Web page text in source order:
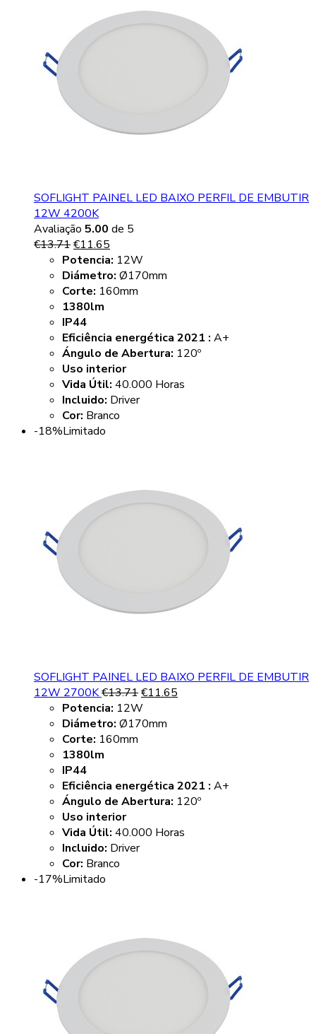
SOFLIGHT PAINEL LED BAIXO PERFIL DE EMBUTIR
12W 4200K
Avaliação 5.00 de 5
€13.71€11.65
Potencia: 12W
Diámetro: Ø170mm
Corte: 160mm
1380lm
IP44
Eficiência energética 2021 : A+
Ángulo de Abertura: 120º
Uso interior
Vida Útil: 40.000 Horas
Incluido: Driver
Cor: Branco
-18%Limitado
SOFLIGHT PAINEL LED BAIXO PERFIL DE EMBUTIR
12W 2700K€13.71€11.65
Potencia: 12W
Diámetro: Ø170mm
Corte: 160mm
1380lm
IP44
Eficiência energética 2021 : A+
Ángulo de Abertura: 120º
Uso interior
Vida Útil: 40.000 Horas
Incluido: Driver
Cor: Branco
-17%Limitado